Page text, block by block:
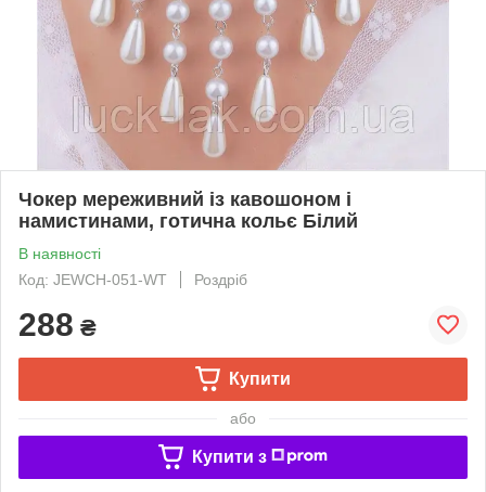
Чокер мереживний із кавошоном і
намистинами, готична кольє Білий
В наявності
Код: JEWCH-051-WT
Роздріб
288 ₴
Купити
або
Купити з